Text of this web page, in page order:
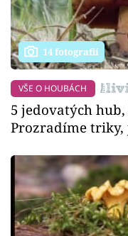
14 fotografií
VŠE O HOUBÁCH
5 jedovatých
Prozradíme